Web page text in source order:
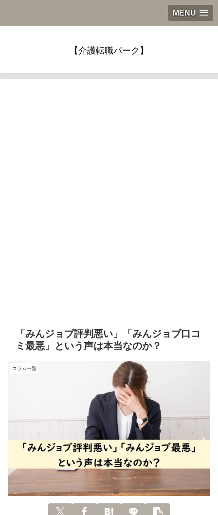
MENU
【介護転職パーク】
「みんジョブ評判悪い」「みんジョブ口コ
ミ最悪」という声は本当なのか？
コラム一覧